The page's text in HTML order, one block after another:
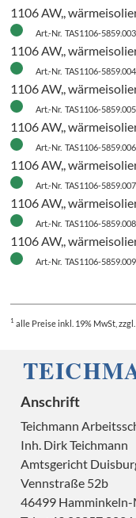
Innentaschen: 1
Staufach
Aus laminiertem
hergestellt
Grösse
XS–XXXL
1106 AW,,
Art.-Nr. TAS1106-5859.003
1106 AW,,
Art.-Nr. TAS1106-5859.004
1106 AW,,
Art.-Nr. TAS1106-5859.005
1106 AW,,
Art.-Nr. TAS1106-5859.006
1106 AW,,
Art.-Nr. TAS1106-5859.007
1106 AW,,
Art.-Nr. TAS1106-5859.008
1106 AW,,
Art.-Nr. TAS1106-5859.009
1 alle Preiseinkl. 19% MwSt, zzgl.
Anschrift
Teichmann
Inh. Dirk Teichmann
Amtsgericht
Vennstraße 52b
46499